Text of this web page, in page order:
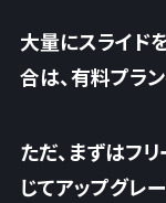
大量にスライド
合は、有料プラ
ただ、まずはフ
じてアップグレ